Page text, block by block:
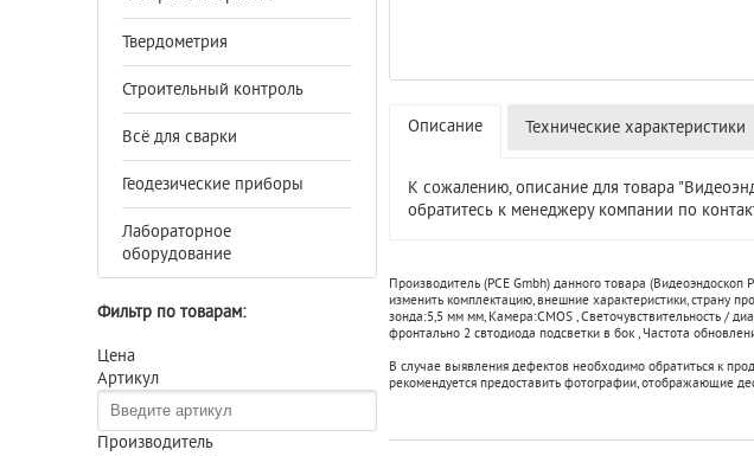
Твердометрия
Строительный контроль
Всё для сварки
Геодезические приборы
Лабораторное
оборудование
Фильтр по товарам:
Цена
Артикул
Производитель
Описание Технические характеристики
К сожалению, описание для товара
обратитесь к менеджеру компании по
Производитель (PCE Gmbh) данного товара
изменить комплектацию, внешние характеристики, страну
зонда:5,5 мм мм, Камера:CMOS ,Светочувствительность /
фронтально 2 свтодиода подсветки в бок ,Частота
В случае выявления дефектов необходимо обратиться к
рекомендуется предоставить фотографии, отображающие